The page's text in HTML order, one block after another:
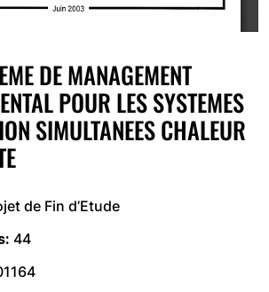
DE MANAGEMENT
POUR LES SYSTEMES
SIMULTANEES CHALEUR
de Fin d’Etude
44